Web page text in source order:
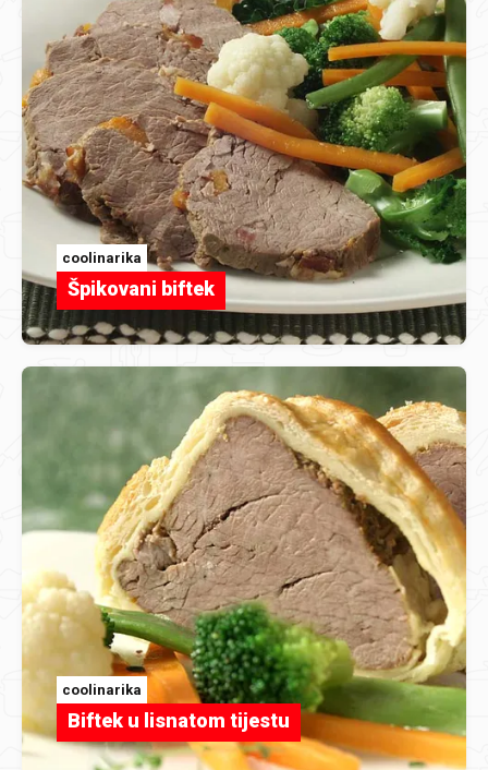
coolinarika
Špikovani biftek
coolinarika
Biftek u lisnatom tijestu